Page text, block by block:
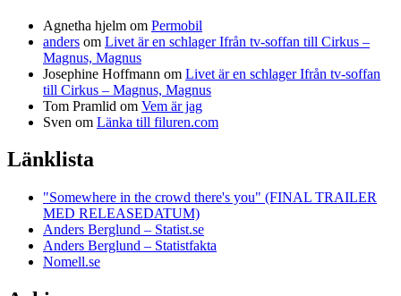
Agnetha hjelm om Permobil
anders om Livet är en schlager Ifrån tv-soffan till Cirkus –
Magnus, Magnus
Josephine Hoffmann om Livet är en schlager Ifrån tv-soffan
till Cirkus – Magnus, Magnus
Tom Pramlid om Vem är jag
Sven om Länka till filuren.com
Länklista
"Somewhere in the crowd there's you" (FINAL TRAILER
MED RELEASEDATUM)
Anders Berglund – Statist.se
Anders Berglund – Statistfakta
Nomell.se